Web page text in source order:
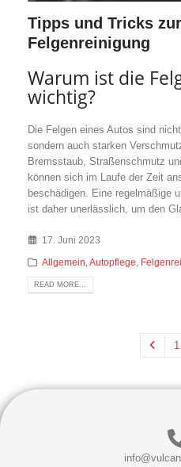
Tipps und Tricks
Felgenreinigung
Warum ist die
wichtig?
Die Felgen eines Autos sind
sondern auch starken
Bremsstaub, Straßenschmutz
können sich im Laufe der Zeit
beschädigen. Eine regelmäßige
ist daher unerlässlich, um den
17. Juni 2023
Allgemein Autopflege
READ MORE...
1